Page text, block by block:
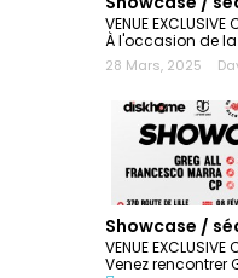
VENUE EXCLUSIVE
À l'occasion de
28 Mars, 2025
VENUE EXCLUSIVE
Venez rencontrer